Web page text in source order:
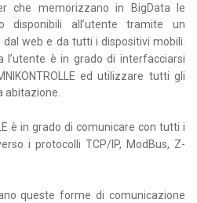
che memorizzano in BigData le
disponibili all’utente tramite un
web e da tutti i dispositivi mobili.
l’utente è in grado di interfacciarsi
ed utilizzare tutti gli
abitazione.
è in grado di comunicare con tutti i
i protocolli TCP/IP, ModBus, Z-
queste forme di comunicazione